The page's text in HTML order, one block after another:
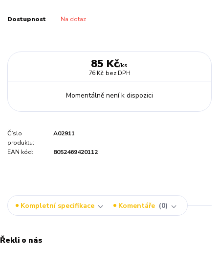
Dostupnost Na dotaz
85 Kč/ks
76 Kč bez DPH
Momentálně není k dispozici
Číslo
produktu:
A02911
EAN kód: 8052469420112
Kompletní specifikace Komentáře 0
Řekli o nás